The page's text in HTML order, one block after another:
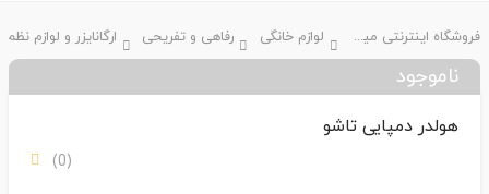
فروشگاه اینترنتی میشاپ لوازم خانگی رفاهی و تفریحی ارگانایزر و لوازم نظم دهی
ناموجود
هولدر دمپایی تاشو